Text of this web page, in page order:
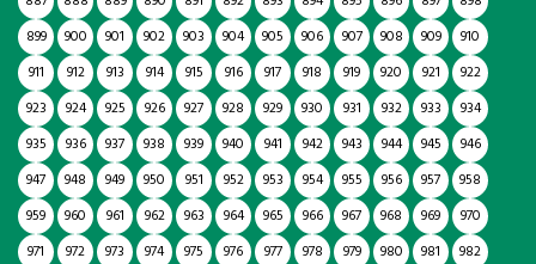
899
900 901 902 903 904 905 906 907 908 909
910
911
912 913 914 915 916 917 918 919 920 921
922
923
924 925 926 927 928 929 930 931 932 933
934
935
936 937 938 939 940 941 942 943 944 945
946
947
948 949 950 951 952 953 954 955 956 957
958
959
960 961 962 963 964 965 966 967 968 969
970
971
972 973 974 975 976 977 978 979 980 981
982